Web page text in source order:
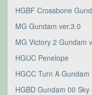
HGBF Crossbone
MG Gundam ver.3.0
MG Victory 2 Gundam
HGUC Penelope
HGCC Turn A Gundam
HGBD Gundam 00